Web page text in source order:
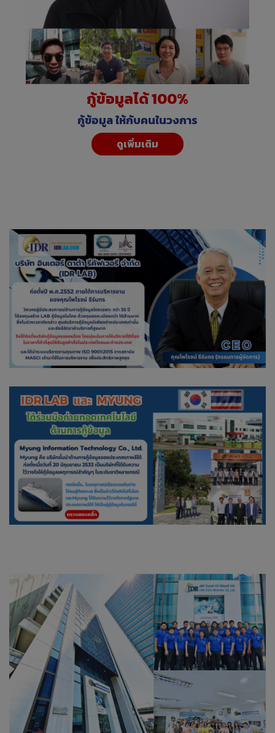
กู้ข้อมูลได้ 100%
กู้ข้อมูล ให้กับคนในวงการ
ดูเพิ่มเติม